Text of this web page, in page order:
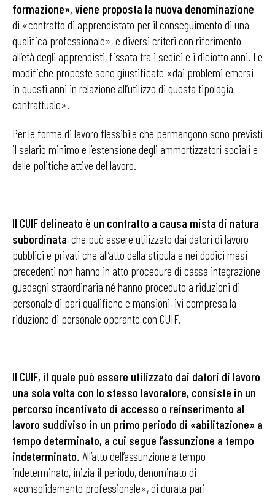
formazione», viene proposta la nuova denominazione
di «contratto di apprendistato per il conseguimento di una
qualifica professionale», e diversi criteri con riferimento
all’età degli apprendisti, fissata tra i sedici e i diciotto anni. Le
modifiche proposte sono giustificate «dai problemi emersi
in questi anni in relazione all’utilizzo di questa tipologia
contrattuale».
Per le forme di lavoro flessibile che permangono sono previsti
il salario minimo e l’estensione degli ammortizzatori sociali e
delle politiche attive del lavoro.
Il CUIF delineato è un contratto a causa mista di natura
subordinata, che può essere utilizzato dai datori di lavoro
pubblici e privati che all’atto della stipula e nei dodici mesi
precedenti non hanno in atto procedure di cassa integrazione
guadagni straordinaria né hanno proceduto a riduzioni di
personale di pari qualifiche e mansioni, ivi compresa la
riduzione di personale operante con CUIF.
Il CUIF, il quale può essere utilizzato dai datori di lavoro
una sola volta con lo stesso lavoratore, consiste in un
percorso incentivato di accesso o reinserimento al
lavoro suddiviso in un primo periodo di «abilitazione» a
tempo determinato, a cui segue l’assunzione a tempo
indeterminato. All’atto dell’assunzione a tempo
indeterminato, inizia il periodo, denominato di
«consolidamento professionale», di durata pari